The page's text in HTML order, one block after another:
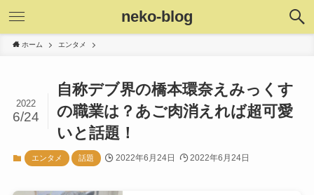
neko-blog
ホーム エンタメ
自称デブ界の橋本環奈えみっくす
の職業は？あご肉消えれば超可愛
いと話題！
2022
6/24
エンタメ 話題 2022年6月24日 2022年6月24日